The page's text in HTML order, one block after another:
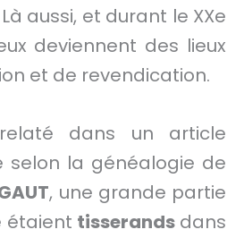
aussi, et durant le XXe
deviennent des lieux
et de revendication.
dans un article
selon la généalogie de
, une grande partie
étaient tisserands dans